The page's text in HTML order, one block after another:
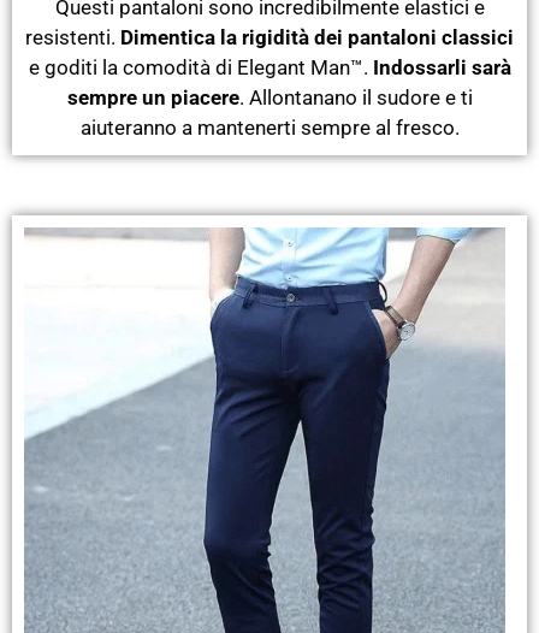
Questi pantaloni sono incredibilmente elastici e
resistenti. Dimentica la rigidità dei pantaloni classici
e goditi la comodità di Elegant Man™. Indossarli sarà
sempre un piacere. Allontanano il sudore e ti
aiuteranno a mantenerti sempre al fresco.